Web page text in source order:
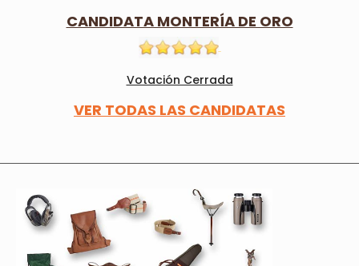
CANDIDATA MONTERÍA DE ORO
Votación Cerrada
VER TODAS LAS CANDIDATAS